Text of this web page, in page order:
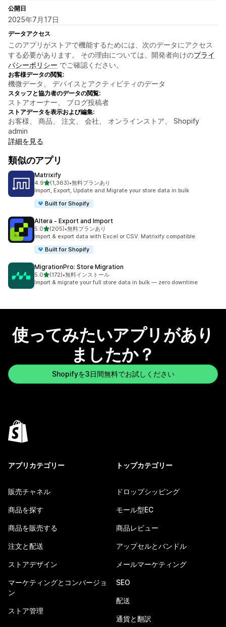
公開日
2025年7月17日
データアクセス
このアプリがストアで機能するためには、次のデータにアクセス
する必要があります。 その理由については、開発者向けのプライ
バシーポリシー でご確認ください。
お客様データの閲覧:
機微データ、 デバイスとアクティビティのデータ
スタッフと協力者のデータの閲覧:
ストアオーナー、 ブログ投稿者
ストアデータを表示および編集:
お客様、 商品、 注文、 会社、 オンラインストア、 Shopify
admin
詳細を見る
類似のアプリ
Matrixify
4.95つ星中
(1,363)
合計レビュー数：1363件
•無料プランあり
Import, Export, Update and Migrate your store data in bulk
Built for Shopify
Altera ‑ Export and Import
5.05つ星中
(205)
合計レビュー数：205件
•無料プランあり
Import & export data with Excel or CSV. Matrixify compatible
Built for Shopify
MigrationPro: Store Migration
5.05つ星中
(172)
合計レビュー数：172件
•無料インストール
Import & migrate your full store data in bulk — zero downtime
使ってみたいアプリがあり
ましたか？
Shopifyを3日間無料でお試しください
アプリカテゴリー
販売チャネル
商品を探す
商品を販売する
注文と配送
ストアデザイン
マーケティングとコンバージョ
ン
ストア管理
トップカテゴリー
ドロップシッピング
モール型EC
商品レビュー
アップセルとバンドル
メールマーケティング
SEO
配送
通貨と翻訳